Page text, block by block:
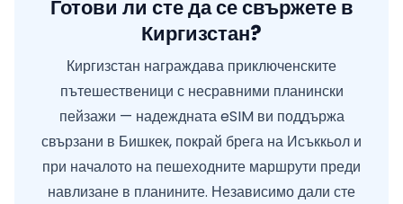
Готови ли сте да се свържете в
Киргизстан?
Киргизстан награждава приключенските
пътешественици с несравними планински
пейзажи — надеждната eSIM ви поддържа
свързани в Бишкек, покрай брега на Исъккьол и
при началото на пешеходните маршрути преди
навлизане в планините. Независимо дали сте